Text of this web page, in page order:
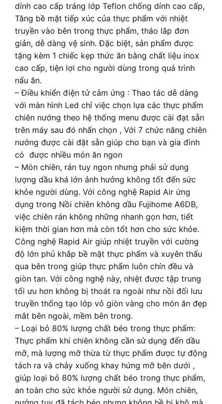
dính cao cấp tráng lớp Teflon chống dính cao cấp,
Tăng bề mặt tiếp xúc của thực phẩm với nhiệt
truyền vào bên trong thực phẩm, tháo lắp đơn
giản, dễ dàng vệ sinh. Đặc biệt, sản phẩm được
tặng kèm 1 chiếc kẹp thức ăn bằng chất liệu inox
cao cấp, tiện lợi cho người dùng trong quá trình
nấu ăn.
– Điều khiển điện tử cảm ứng : Thao tác dễ dàng
với màn hình Led chỉ việc chọn lựa các thực phẩm
chiên nướng theo hệ thống menu được cài đạt sẵn
trên máy sau đó nhấn chọn , Với 7 chức năng chiên
nướng được cài đặt sẵn giúp cho bạn và gia đình
có được nhiều món ăn ngon
– Món chiên, rán tuy ngon nhưng phải sử dụng
lượng dầu khá lớn ảnh hưởng không tốt đến sức
khỏe người dùng. Với công nghệ Rapid Air ứng
dụng trong Nồi chiên không dầu Fujihome A6DB,
việc chiên rán không những nhanh gọn hơn, tiết
kiệm thời gian hơn mà còn tốt hơn cho sức khỏe.
Công nghệ Rapid Air giúp nhiệt truyền với cường
độ lớn phủ khắp bề mặt thực phẩm và xuyên thấu
qua bên trong giúp thực phẩm luôn chín đều và
giòn tan. Với công nghệ này, nhiệt được tập trung
tối ưu hơn không bị thoát ra ngoài như nồi đối lưu
truyền thống tạo lớp vỏ giòn vàng cho món ăn đẹp
mắt bên ngoài, mềm bên trong.
– Loại bỏ 80% lượng chất béo trong thực phẩm:
Thực phẩm khi chiên không cần sử dụng đến dầu
mỡ, mà lượng mỡ thừa từ thực phẩm được tự động
tách ra và chảy xuống khay hứng mỡ bên dưới ,
giúp loại bỏ 80% lượng chất béo trong thực phẩm,
an toàn cho sức khỏe người sử dụng. Món chiên,